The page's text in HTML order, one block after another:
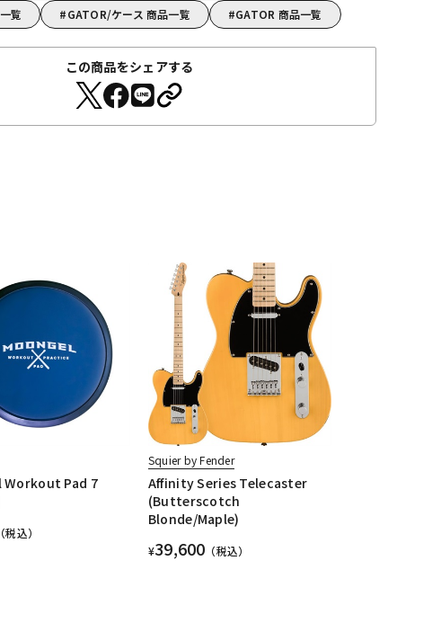
覧
GATOR/ケース 商品一覧 GATOR 商品一覧
この商品をシェアする
Workout Pad 7
（税込）
Squier by Fender
Affinity Series Telecaster
(Butterscotch
Blonde/Maple)
¥39,600 （税込）